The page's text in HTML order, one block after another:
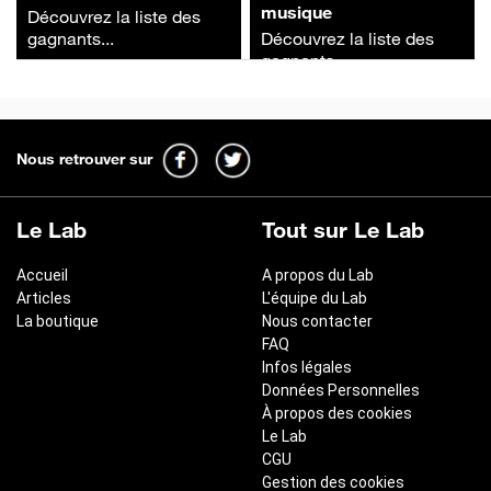
Découvrez la liste des
gagnants...
musique
Découvrez la liste des
gagnants...
Nous retrouver sur
Le Lab
Accueil
Articles
La boutique
Tout sur Le Lab
A propos du Lab
L'équipe du Lab
Nous contacter
FAQ
Infos légales
Données Personnelles
À propos des cookies
Le Lab
CGU
Gestion des cookies